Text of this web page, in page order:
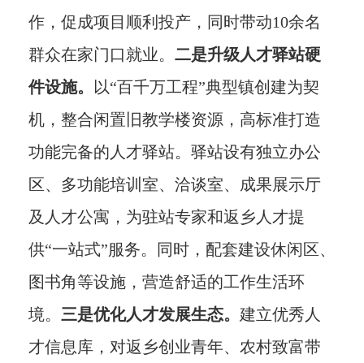
作，促成项目顺利投产，同时带动10余名
群众在家门口就业。 二是升级人才驿站硬
件设施。 以“百千万工程”典型镇创建为契
机，整合闲置旧教学楼资源，高标准打造
功能完备的人才驿站。驿站设有独立办公
区、多功能培训室、洽谈室、成果展示厅
及人才公寓，为驻站专家和返乡人才提
供“一站式”服务。同时，配套建设休闲区、
图书角等设施，营造舒适的工作生活环
境。 三是优化人才发展生态。 建立优秀人
才信息库，对返乡创业青年、农村致富带